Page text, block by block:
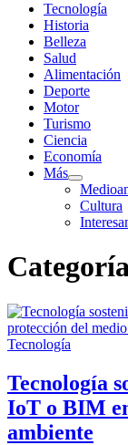
Tecnología
Historia
Belleza
Salud
Alimentación
Deporte
Motor
Turismo
Ciencia
Economía
Más
Mostrar
el
submenú
Cultura
Tecnología
Tecnología
IoT o BIM
ambiente